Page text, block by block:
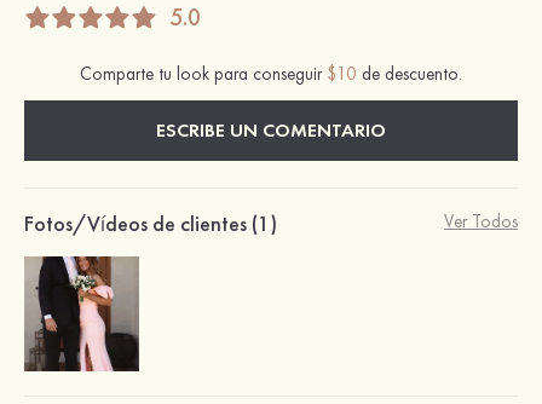
5.0
Comparte tu look para conseguir $10 de descuento.
ESCRIBE UN COMENTARIO
Fotos/Vídeos de clientes (1) Ver Todos